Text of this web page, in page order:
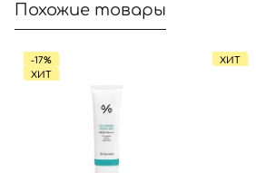
Похожие товары
-17%
ХИТ
ХИТ